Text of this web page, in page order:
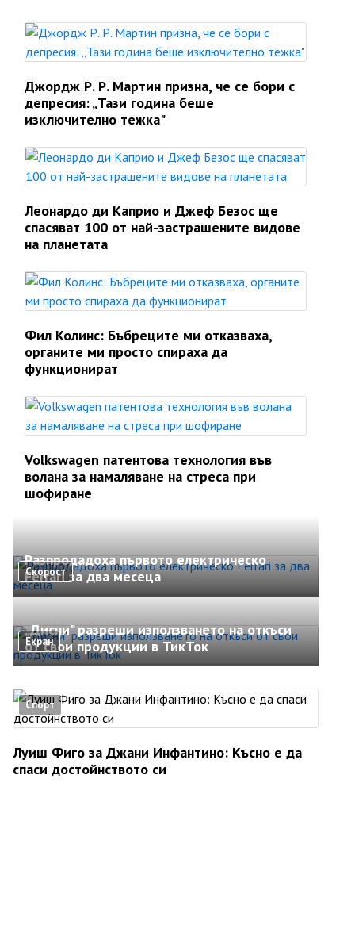
Джордж Р. Р. Мартин призна, че се бори с
депресия: „Тази година беше
изключително тежка"
Леонардо ди Каприо и Джеф Безос ще
спасяват 100 от най-застрашените видове
на планетата
Фил Колинс: Бъбреците ми отказваха,
органите ми просто спираха да
функционират
Volkswagen патентова технология във
волана за намаляване на стреса при
шофиране
Скорост
Разпродадоха първото електрическо
Ferrari за два месеца
Екран
„Дисни" разреши използването на откъси
от свои продукции в ТикТок
Спорт
Луиш Фиго за Джани Инфантино: Късно е да
спаси достойнството си